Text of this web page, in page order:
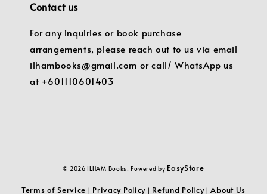
Contact us
For any inquiries or book purchase
arrangements, please reach out to us via email
ilhambooks@gmail.com or call/ WhatsApp us
at +601110601403
© 2026 ILHAM Books. Powered by EasyStore
Terms of Service | Privacy Policy | Refund Policy|About Us